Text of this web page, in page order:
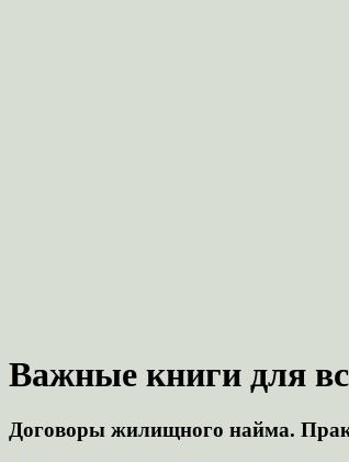
Важные книги для
Договоры жилищного найма.